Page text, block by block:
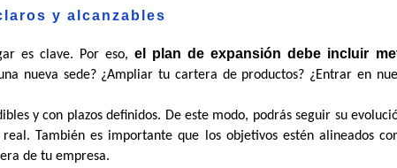
y alcanzables
es clave. Por eso, el plan de expansión debe incluir
nueva sede? ¿Ampliar tu cartera de productos? ¿Entrar en
y con plazos definidos. De este modo, podrás seguir su
También es importante que los objetivos estén alineados
de tu empresa.